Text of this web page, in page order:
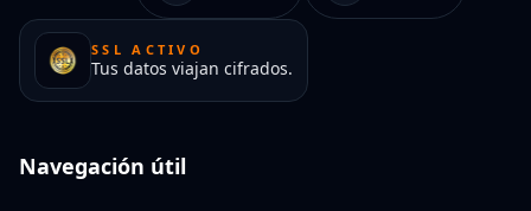
SSL ACTIVO
Tus datos viajan cifrados.
Navegación útil